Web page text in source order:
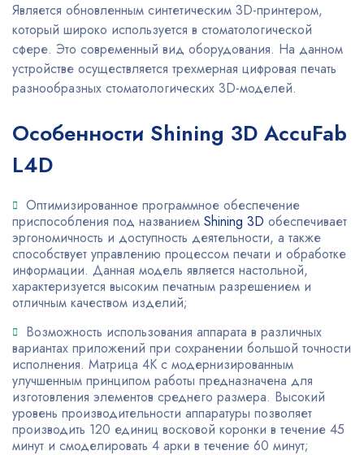
Является обновленным синтетическим 3D-принтером,
который широко используется в стоматологической
сфере. Это современный вид оборудования. На данном
устройстве осуществляется трехмерная цифровая печать
разнообразных стоматологических 3D-моделей.
Особенности Shining 3D AccuFab
L4D
Оптимизированное программное обеспечение
приспособления под названием Shining 3D обеспечивает
эргономичность и доступность деятельности, а также
способствует управлению процессом печати и обработке
информации. Данная модель является настольной,
характеризуется высоким печатным разрешением и
отличным качеством изделий;
Возможность использования аппарата в различных
вариантах приложений при сохранении большой точности
исполнения. Матрица 4К с модернизированным
улучшенным принципом работы предназначена для
изготовления элементов среднего размера. Высокий
уровень производительности аппаратуры позволяет
производить 120 единиц восковой коронки в течение 45
минут и смоделировать 4 арки в течение 60 минут;